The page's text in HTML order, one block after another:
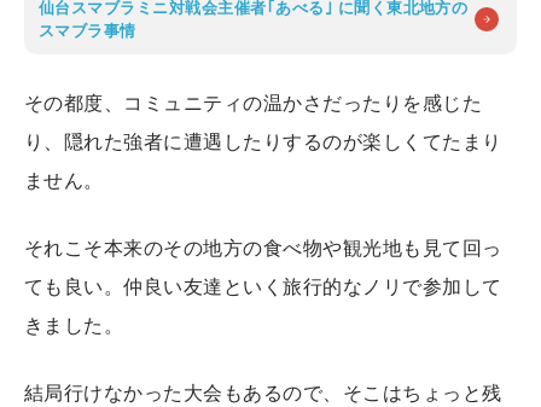
仙台スマブラミニ対戦会主催者｢あべる｣ に聞く東北地方の
スマブラ事情
その都度、コミュニティの温かさだったりを感じた
り、隠れた強者に遭遇したりするのが楽しくてたまり
ません。
それこそ本来のその地方の食べ物や観光地も見て回っ
ても良い。仲良い友達といく旅行的なノリで参加して
きました。
結局行けなかった大会もあるので、そこはちょっと残